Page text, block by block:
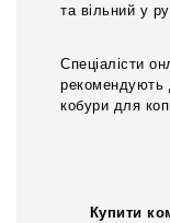
та вільний у
Спеціалісти
рекомендують
кобури для
Купити